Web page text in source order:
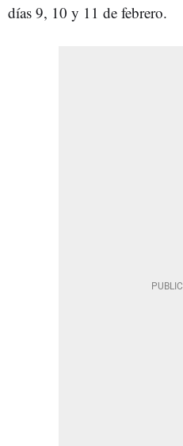
días 9, 10 y 11 de febrero.